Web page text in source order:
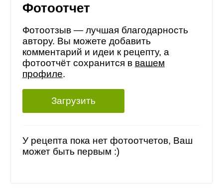
Фотоотчет
Фотоотзыв — лучшая благодарность
автору. Вы можете добавить
комментарий и идеи к рецепту, а
фотоотчёт сохранится в вашем
профиле.
Загрузить
У рецепта пока нет фотоотчетов, Ваш
может быть первым :)